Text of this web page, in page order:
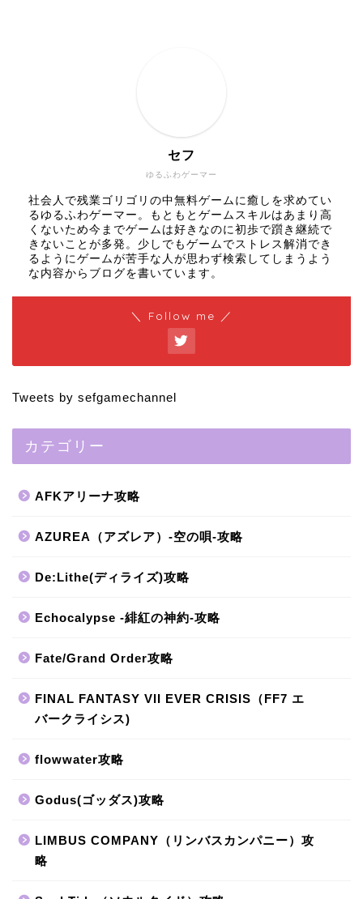
ゆるふわゲーマー
セフ
社会人で残業ゴリゴリの中無料ゲームに癒しを求めてい
るゆるふわゲーマー。もともとゲームスキルはあまり高
くないため今までゲームは好きなのに初歩で躓き継続で
きないことが多発。少しでもゲームでストレス解消でき
るようにゲームが苦手な人が思わず検索してしまうよう
な内容からブログを書いています。
＼ Follow me ／
Tweets by sefgamechannel
カテゴリー
AFKアリーナ攻略
AZUREA（アズレア）-空の唄-攻略
De:Lithe(ディライズ)攻略
Echocalypse -緋紅の神約-攻略
Fate/Grand Order攻略
FINAL FANTASY VII EVER CRISIS（FF7 エ
バークライシス)
flowwater攻略
Godus(ゴッダス)攻略
LIMBUS COMPANY（リンバスカンパニー）攻
略